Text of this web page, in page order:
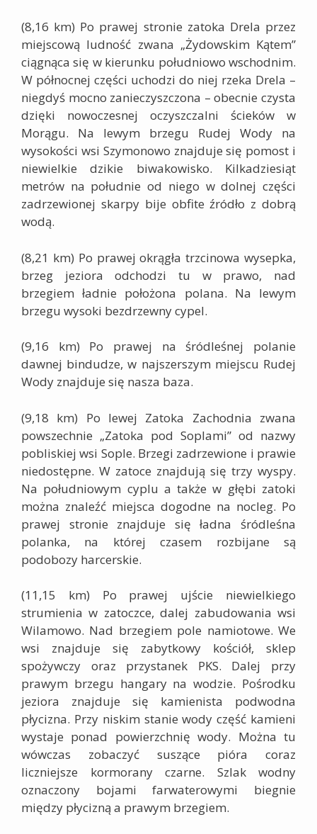
(8,16 km) Po prawej stronie zatoka Drela przez
miejscową ludność zwana „Żydowskim Kątem”
ciągnąca się w kierunku południowo wschodnim.
W północnej części uchodzi do niej rzeka Drela –
niegdyś mocno zanieczyszczona – obecnie czysta
dzięki nowoczesnej oczyszczalni ścieków w
Morągu. Na lewym brzegu Rudej Wody na
wysokości wsi Szymonowo znajduje się pomost i
niewielkie dzikie biwakowisko. Kilkadziesiąt
metrów na południe od niego w dolnej części
zadrzewionej skarpy bije obfite źródło z dobrą
wodą.
(8,21 km) Po prawej okrągła trzcinowa wysepka,
brzeg jeziora odchodzi tu w prawo, nad
brzegiem ładnie położona polana. Na lewym
brzegu wysoki bezdrzewny cypel.
(9,16 km) Po prawej na śródleśnej polanie
dawnej bindudze, w najszerszym miejscu Rudej
Wody znajduje się nasza baza.
(9,18 km) Po lewej Zatoka Zachodnia zwana
powszechnie „Zatoka pod Soplami” od nazwy
pobliskiej wsi Sople. Brzegi zadrzewione i prawie
niedostępne. W zatoce znajdują się trzy wyspy.
Na południowym cyplu a także w głębi zatoki
można znaleźć miejsca dogodne na nocleg. Po
prawej stronie znajduje się ładna śródleśna
polanka, na której czasem rozbijane są
podobozy harcerskie.
(11,15 km) Po prawej ujście niewielkiego
strumienia w zatoczce, dalej zabudowania wsi
Wilamowo. Nad brzegiem pole namiotowe. We
wsi znajduje się zabytkowy kościół, sklep
spożywczy oraz przystanek PKS. Dalej przy
prawym brzegu hangary na wodzie. Pośrodku
jeziora znajduje się kamienista podwodna
płycizna. Przy niskim stanie wody część kamieni
wystaje ponad powierzchnię wody. Można tu
wówczas zobaczyć suszące pióra coraz
liczniejsze kormorany czarne. Szlak wodny
oznaczony bojami farwaterowymi biegnie
między płycizną a prawym brzegiem.